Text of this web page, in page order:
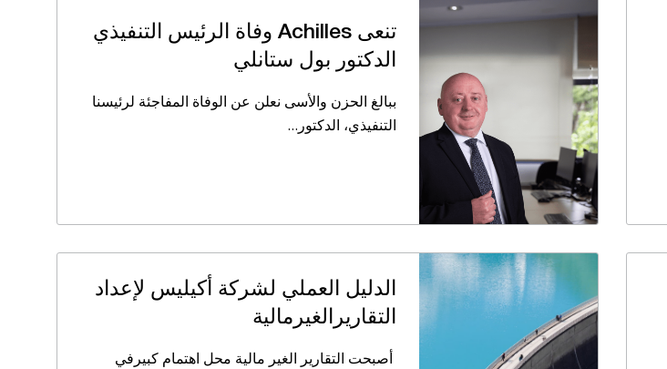
تنعى Achilles وفاة الرئيس التنفيذي
الدكتور بول ستانلي
ببالغ الحزن والأسى نعلن عن الوفاة المفاجئة لرئيسنا
التنفيذي، الدكتور…
الدليل العملي لشركة أكيليس لإعداد
التقاريرالغيرمالية
أصبحت التقارير الغير مالية محل اهتمام كبيرفي